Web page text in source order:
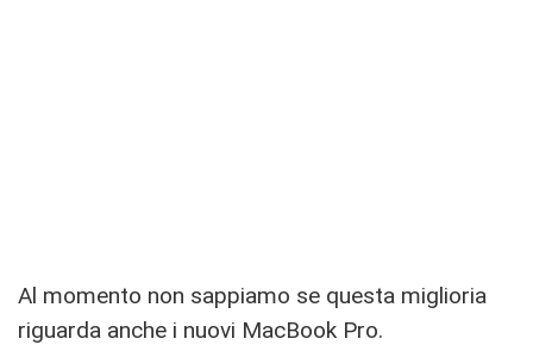
Al momento non sappiamo se questa miglioria
riguarda anche i nuovi MacBook Pro.